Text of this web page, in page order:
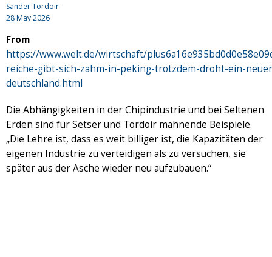
Sander Tordoir
28 May 2026
From
https://www.welt.de/wirtschaft/
reiche-gibt-sich-zahm-in-peking-trotzdem-droht-ein-
deutschland.html
Die Abhängigkeiten in der Chipindustrie und bei Seltenen
Erden sind für Setser und Tordoir mahnende Beispiele.
„Die Lehre ist, dass es weit billiger ist, die Kapazitäten der
eigenen Industrie zu verteidigen als zu versuchen, sie
später aus der Asche wieder neu aufzubauen.“